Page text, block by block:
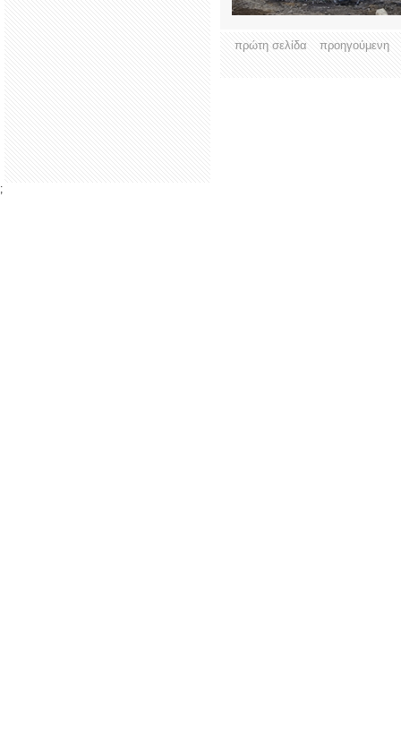
πρώτη σελίδα προηγούμενη
;